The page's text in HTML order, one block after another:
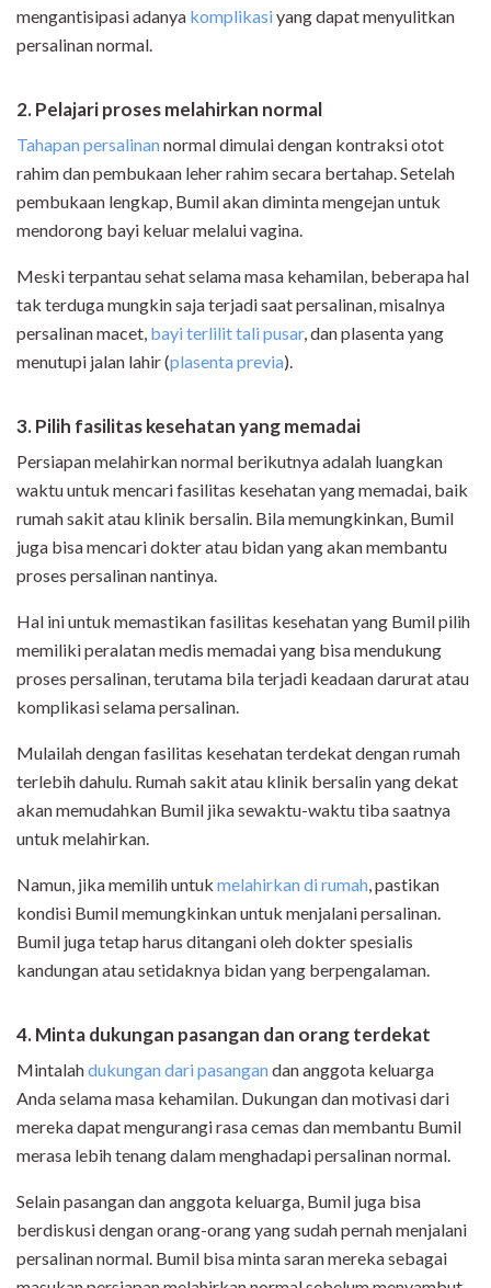
mengantisipasiadanya komplikasiyang dapat menyulitkan
persalinan normal.
2. Pelajari proses melahirkan normal
Tahapan persalinannormal dimulai dengan kontraksi otot
rahim dan pembukaan leher rahim secara bertahap. Setelah
pembukaan lengkap, Bumil akan diminta mengejan untuk
mendorong bayi keluar melalui vagina.
Meski terpantau sehat selama masa kehamilan, beberapa hal
tak terduga mungkin saja terjadi saat persalinan, misalnya
persalinan macet bayi terlilit tali pusar, dan plasenta yang
menutupi jalan lahir (plasenta previa).
3. Pilih fasilitas kesehatan yang memadai
Persiapan melahirkan normal berikutnya adalah luangkan
waktu untuk mencari fasilitas kesehatan yang memadai, baik
rumah sakit atau klinik bersalin. Bila memungkinkan, Bumil
juga bisa mencari dokter atau bidan yang akan membantu
proses persalinan nantinya.
Hal ini untuk memastikan fasilitas kesehatan yang Bumil pilih
memiliki peralatan medis memadai yang bisa mendukung
proses persalinan, terutama bila terjadi keadaan darurat atau
komplikasi selama persalinan.
Mulailah dengan fasilitas kesehatan terdekat dengan rumah
terlebih dahulu. Rumah sakit atau klinik bersalin yang dekat
akan memudahkan Bumil jika sewaktu-waktu tiba saatnya
untuk melahirkan.
Namun, jika memilih untuk melahirkan di rumah , pastikan
kondisi Bumil memungkinkan untuk menjalani persalinan.
Bumil juga tetap harus ditangani oleh dokter spesialis
kandungan atau setidaknya bidan yang berpengalaman
4. Minta dukungan pasangan dan orang terdekat
Mintalahdukungan dari pasangandan anggota keluarga
Anda selama masa kehamilan. Dukungan dan motivasi dari
mereka dapat mengurangi rasa cemas dan membantu Bumil
merasa lebih tenang dalam menghadapi persalinan normal.
Selain pasangan dan anggota keluarga, Bumil juga bisa
berdiskusi dengan orang-orang yang sudah pernah menjalani
persalinan normal. Bumil bisa minta saran mereka sebagai